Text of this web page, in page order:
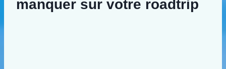
manquer sur votre roadtrip